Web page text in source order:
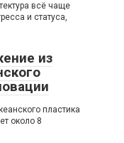
всё чаще
и статуса,
из
пластика
около 8